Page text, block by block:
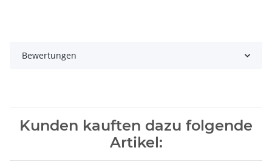
Bewertungen
Kunden kauften dazu folgende
Artikel: